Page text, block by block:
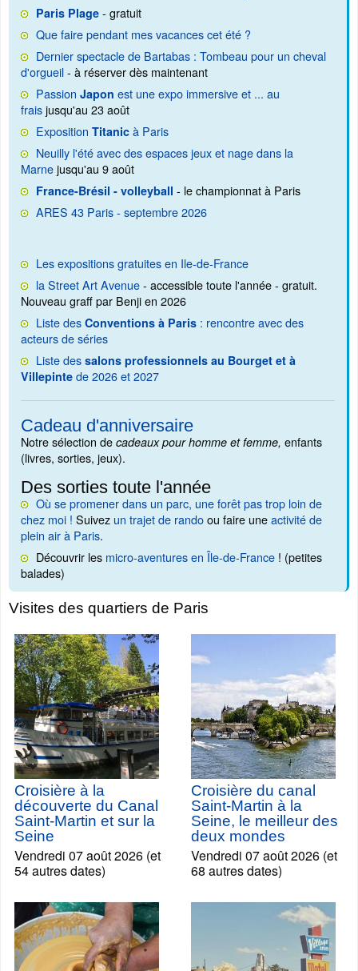
Paris Plage - gratuit
Que faire pendant mes vacances cet été ?
Dernier spectacle de Bartabas : Tombeau pour un cheval
d'orgueil- à réserver dès maintenant
Passion Japon est une expo immersive et ... au
fraisjusqu'au 23 août
Exposition Titanic à Paris
Neuilly l'été avec des espaces jeux et nage dans la
Marnejusqu'au 9 août
France-Brésil - volleyball - le championnat à Paris
ARES 43 Paris - septembre 2026
Les expositions gratuites en Ile-de-France
la Street Art Avenue- accessible toute l'année - gratuit.
Nouveau graff par Benji en 2026
Liste des Conventions à Paris : rencontre avec des
acteurs de séries
Liste des salons professionnels au Bourget et à
Villepinte de 2026 et 2027
Cadeau d'anniversaire
Notre sélection de cadeaux pour homme et femme, enfants
(livres, sorties, jeux).
Des sorties toute l'année
Où se promener dans un parc, une forêt pas trop loin de
chez moi ! Suivez un trajet de randoou faire uneactivité de
plein air à Paris.
Découvrir les micro-aventures en Île-de-France ! (petites
balades)
Visites des quartiers de Paris
Croisière à la
découverte du Canal
Saint-Martin et sur la
Seine
Vendredi 07 août 2026 (et
54 autres dates)
Croisière du canal
Saint-Martin à la
Seine, le meilleur des
deux mondes
Vendredi 07 août 2026 (et
68 autres dates)